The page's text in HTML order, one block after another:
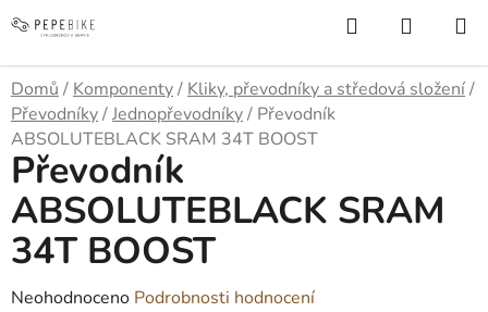
na
Hledat
KOŠÍK
Domů / Komponenty/ Kliky, převodníky a středová složení/
Převodníky/Jednopřevodníky/ Převodník
ABSOLUTEBLACK SRAM 34T BOOST
Převodník
ABSOLUTEBLACK SRAM
34T BOOST
Průměrné
Neohodnoceno Podrobnosti hodnocení